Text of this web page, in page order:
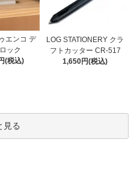
エンコ デ
ック
(税込)
LOG STATIONERY クラ
フトカッター CR-517
1,650円(税込)
見る